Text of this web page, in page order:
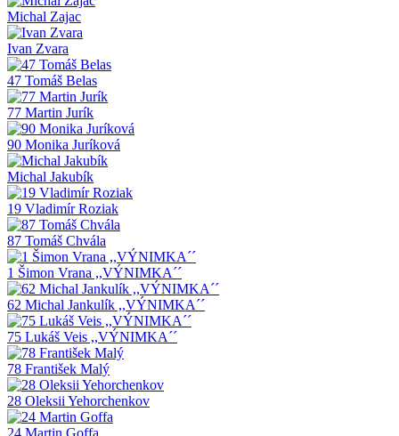
Michal Zajac
Ivan Zvara
47 Tomáš Belas
77 Martin Jurík
90 Monika Juríková
Michal Jakubík
19 Vladimír Roziak
87 Tomáš Chvála
1 Šimon Vrana ,,VÝNIMKA´´
62 Michal Jankulík ,,VÝNIMKA´´
75 Lukáš Veis ,,VÝNIMKA´´
78 František Malý
28 Oleksii Yehorchenkov
24 Martin Goffa